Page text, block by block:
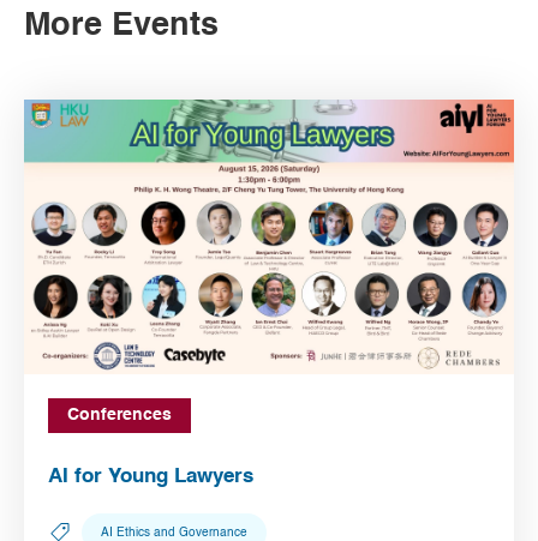
More Events
Conferences
AI for Young Lawyers
AI Ethics and Governance